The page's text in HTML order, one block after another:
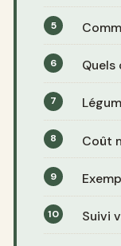
Coût
Suivi